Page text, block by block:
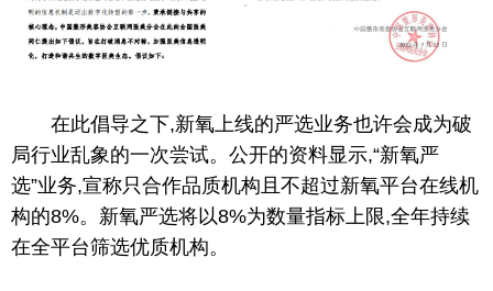
在此倡导之下,新氧上线的严选业务也许会成为破
局行业乱象的一次尝试。公开的资料显示,“新氧严
选”业务,宣称只合作品质机构且不超过新氧平台在线机
构的8%。新氧严选将以8%为数量指标上限,全年持续
在全平台筛选优质机构。